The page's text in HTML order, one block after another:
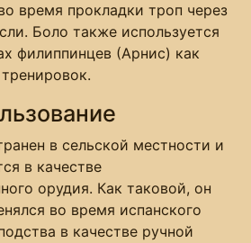
время прокладки троп через
Боло также используется
филиппинцев (Арнис) как
в сельской местности и
в качестве
орудия. Как таковой, он
во время испанского
в качестве ручной